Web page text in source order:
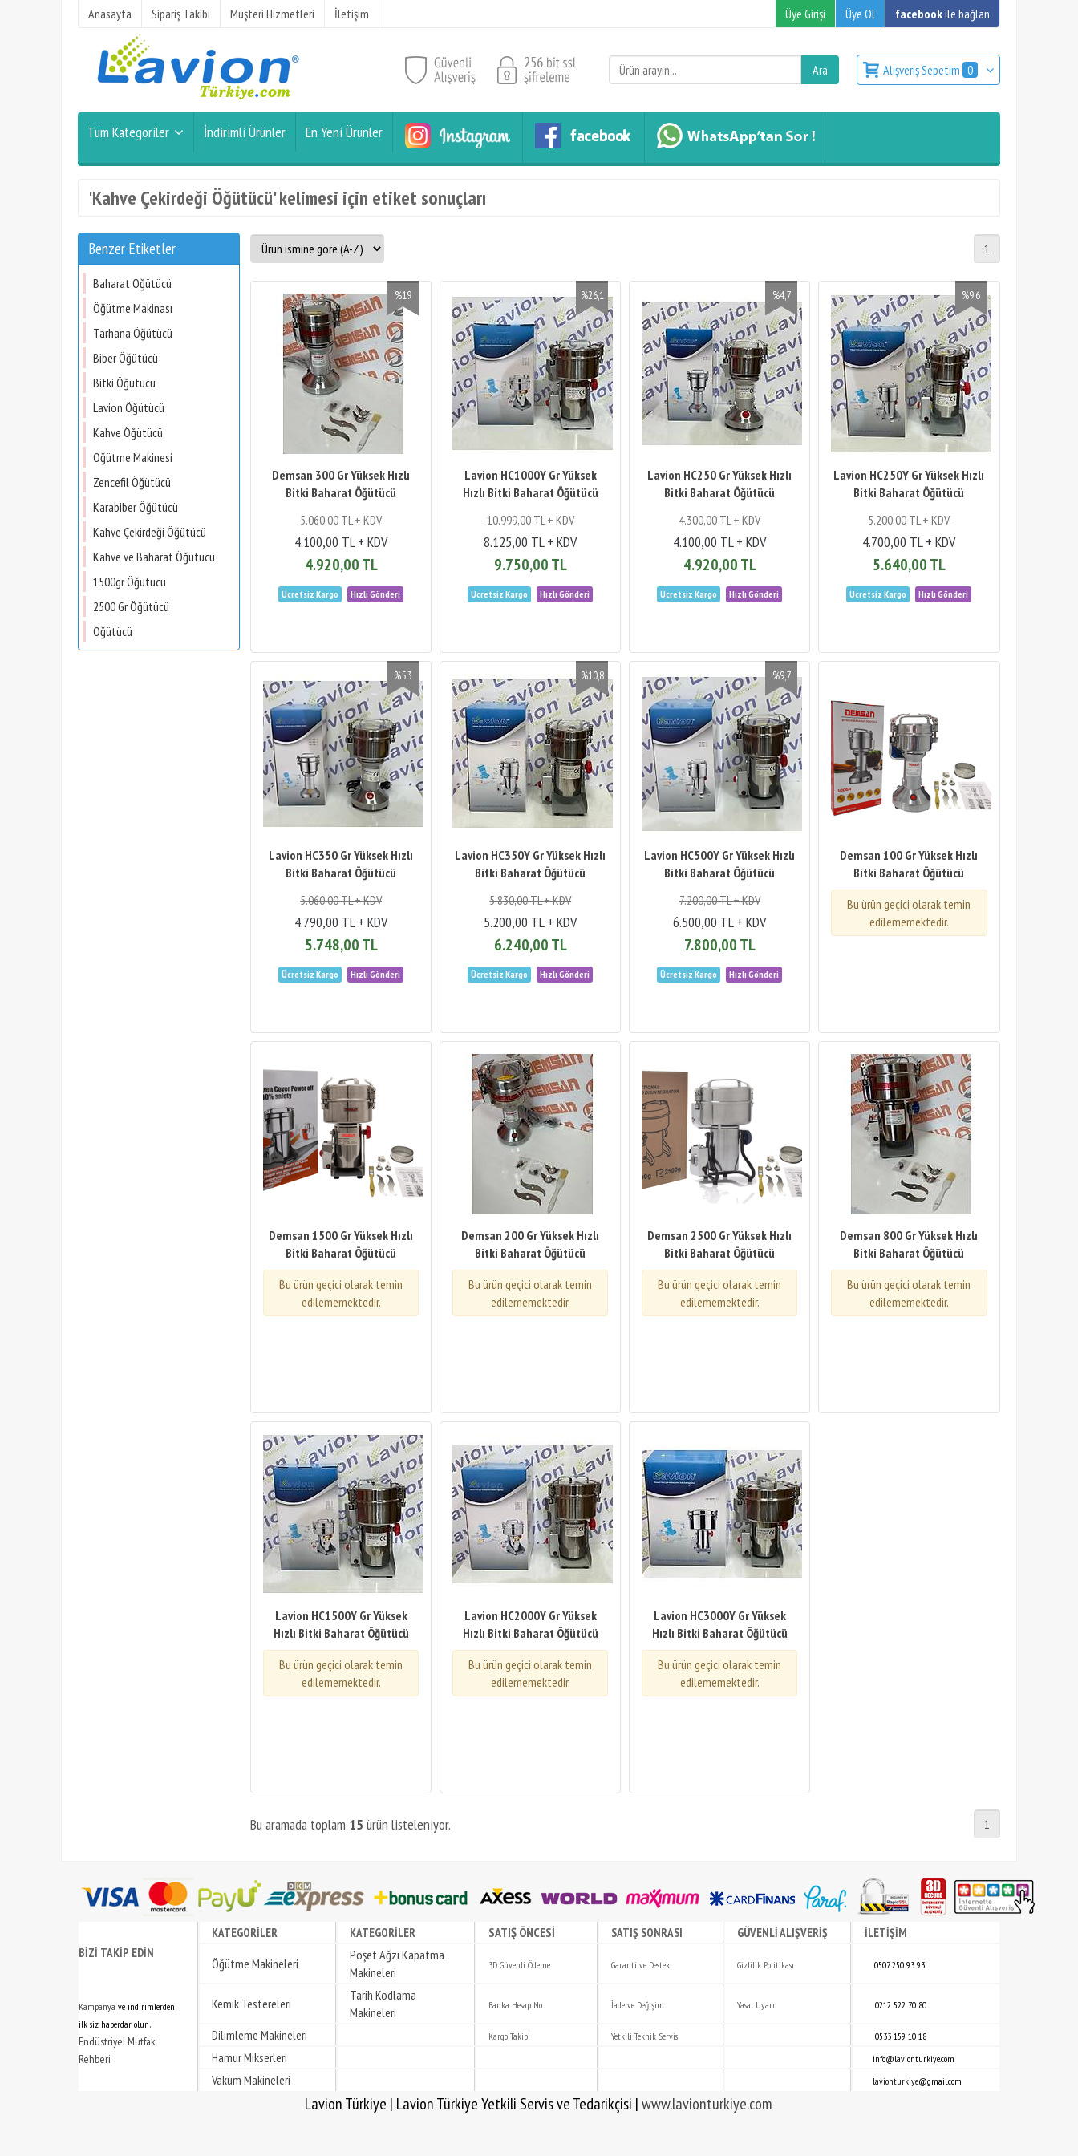
Anasayfa Sipariş Takibi Müşteri Hizmetleri İletişim Üye Girişi Üye Ol facebookile bağlan
Alışveriş Sepetim 0
Tüm Kategoriler İndirimli Ürünler En Yeni Ürünler
'Kahve Çekirdeği Öğütücü' kelimesi için etiket sonuçları
Benzer Etiketler
Baharat Öğütücü
Öğütme Makinası
Tarhana Öğütücü
Biber Öğütücü
Bitki Öğütücü
Lavion Öğütücü
Kahve Öğütücü
Öğütme Makinesi
Zencefil Öğütücü
Karabiber Öğütücü
Kahve Çekirdeği Öğütücü
Kahve ve Baharat Öğütücü
1500gr Öğütücü
2500 Gr Öğütücü
Öğütücü
1
Demsan 300 Gr Yüksek Hızlı
Bitki Baharat Öğütücü
5.060,00 TL + KDV
4.100,00 TL + KDV
4.920,00 TL
%19
Lavion HC1000Y Gr Yüksek
Hızlı Bitki Baharat Öğütücü
10.999,00 TL + KDV
8.125,00 TL + KDV
9.750,00 TL
%26,1
Lavion HC250 Gr Yüksek Hızlı
Bitki Baharat Öğütücü
4.300,00 TL + KDV
4.100,00 TL + KDV
4.920,00 TL
%4,7
Lavion HC250Y Gr Yüksek Hızlı
Bitki Baharat Öğütücü
5.200,00 TL + KDV
4.700,00 TL + KDV
5.640,00 TL
%9,6
Lavion HC350 Gr Yüksek Hızlı
Bitki Baharat Öğütücü
5.060,00 TL + KDV
4.790,00 TL + KDV
5.748,00 TL
%5,3
Lavion HC350Y Gr Yüksek Hızlı
Bitki Baharat Öğütücü
5.830,00 TL + KDV
5.200,00 TL + KDV
6.240,00 TL
%10,8
Lavion HC500Y Gr Yüksek Hızlı
Bitki Baharat Öğütücü
7.200,00 TL + KDV
6.500,00 TL + KDV
7.800,00 TL
%9,7
Demsan 100 Gr Yüksek Hızlı
Bitki Baharat Öğütücü
Bu ürün geçici olarak temin
edilememektedir.
Demsan 1500 Gr Yüksek Hızlı
Bitki Baharat Öğütücü
Bu ürün geçici olarak temin
edilememektedir.
Demsan 200 Gr Yüksek Hızlı
Bitki Baharat Öğütücü
Bu ürün geçici olarak temin
edilememektedir.
Demsan 2500 Gr Yüksek Hızlı
Bitki Baharat Öğütücü
Bu ürün geçici olarak temin
edilememektedir.
Demsan 800 Gr Yüksek Hızlı
Bitki Baharat Öğütücü
Bu ürün geçici olarak temin
edilememektedir.
Lavion HC1500Y Gr Yüksek
Hızlı Bitki Baharat Öğütücü
Bu ürün geçici olarak temin
edilememektedir.
Lavion HC2000Y Gr Yüksek
Hızlı Bitki Baharat Öğütücü
Bu ürün geçici olarak temin
edilememektedir.
Lavion HC3000Y Gr Yüksek
Hızlı Bitki Baharat Öğütücü
Bu ürün geçici olarak temin
edilememektedir.
Bu aramada toplam 15 ürün listeleniyor. 1
BİZİ TAKİP EDİN
Kampanya ve indirimlerden
ilk siz haberdar olun.
Endüstriyel Mutfak
Rehberi
KATEGORİLER KATEGORİLER SATIŞ ÖNCESİ SATIŞ SONRASI GÜVENLİ ALIŞVERİŞ İLETİŞİM
Öğütme Makineleri
Poşet Ağzı Kapatma
Makineleri
3D Güvenli Ödeme Garanti ve Destek Gizlilik Politikası 0507 250 93 93
Kemik Testereleri
Tarih Kodlama
Makineleri
Banka Hesap No İade ve Değişim Yasal Uyarı 0212 522 70 80
Dilimleme Makineleri Kargo Takibi Yetkili Teknik Servis 0533 159 10 18
Hamur Mikserleri info@lavionturkiye.com
Vakum Makineleri lavionturkiye@gmail.com
Lavion Türkiye | Lavion Türkiye Yetkili Servis ve Tedarikçisi |www.lavionturkiye.com